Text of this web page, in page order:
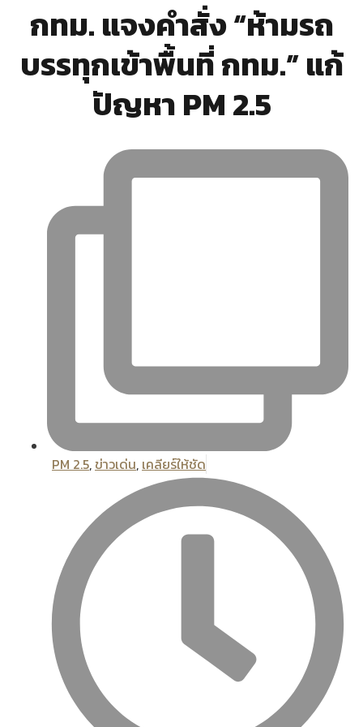
กทม. แจงคำสั่ง “ห้ามรถ
บรรทุกเข้าพื้นที่ กทม.” แก้
ปัญหา PM 2.5
PM 2.5, ข่าวเด่น, เคลียร์ให้ชัด